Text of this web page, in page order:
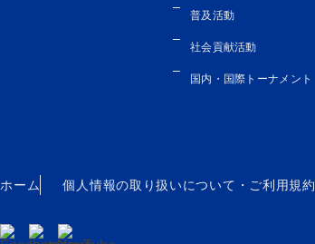
普及活動
社会貢献活動
国内・国際トーナメント
ホーム 個人情報の取り扱いについて・ ご利用規約